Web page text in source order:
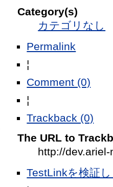
Category(s)
カテゴリなし
Permalink
¦
Comment (0)
¦
Trackback (0)
The URL to
http://
TestLinkを検証